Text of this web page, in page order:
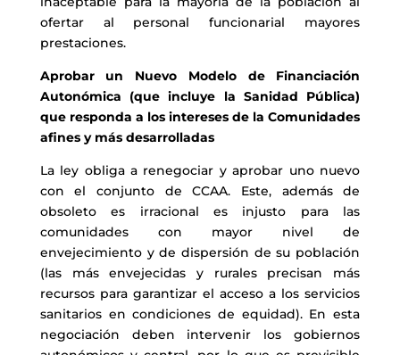
ofertar al personal funcionarial mayores
prestaciones.
Aprobar un Nuevo Modelo de Financiación
Autonómica (que incluye la Sanidad Pública)
que responda a los intereses de la Comunidades
afines y más desarrolladas
La ley obliga a renegociar y aprobar uno nuevo
con el conjunto de CCAA. Este, además de
obsoleto es irracional es injusto para las
comunidades con mayor nivel de
envejecimiento y de dispersión de su población
(las más envejecidas y rurales precisan más
recursos para garantizar el acceso a los servicios
sanitarios en condiciones de equidad). En esta
negociación deben intervenir los gobiernos